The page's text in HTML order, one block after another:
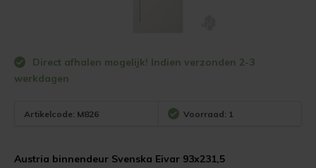
Direct afhalen mogelijk! Indien verzonden 2-3
werkdagen
Artikelcode: M826 Voorraad: 1
Austria binnendeur Svenska Eivar 93x231,5